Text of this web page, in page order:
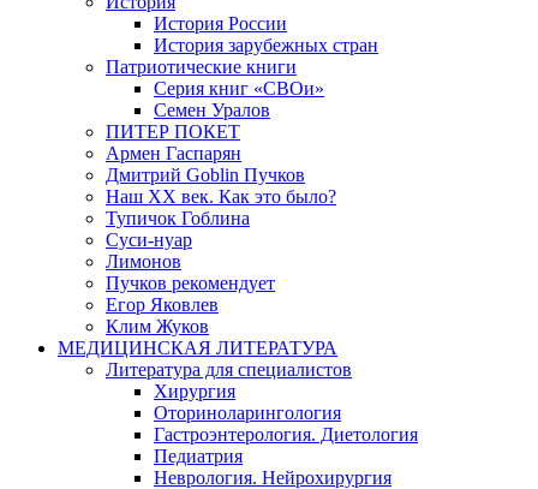
История России
История зарубежных стран
Патриотические книги
Серия книг «СВОи»
Семен Уралов
ПИТЕР ПОКЕТ
Армен Гаспарян
Дмитрий Goblin Пучков
Наш XX век. Как это было?
Тупичок Гоблина
Суси-нуар
Лимонов
Пучков рекомендует
Егор Яковлев
Клим Жуков
МЕДИЦИНСКАЯ ЛИТЕРАТУРА
Литература для специалистов
Хирургия
Оториноларингология
Гастроэнтерология. Диетология
Педиатрия
Неврология. Нейрохирургия